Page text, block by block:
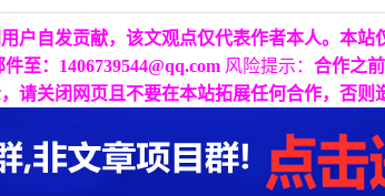
户自发贡献，该文观点仅代表作者本人。本
至：1406739544@qq.com 风险提示： 合作之
请关闭网页且不要在本站拓展任何合作，否则